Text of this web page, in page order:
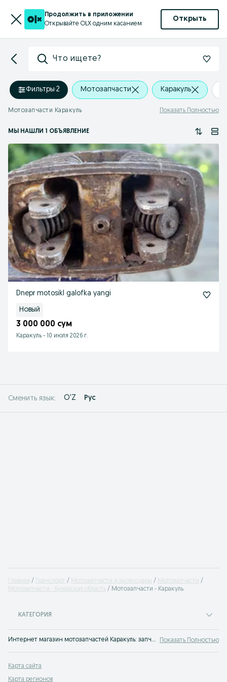
Продолжить в приложении
Открывайте OLX одним касанием
Открыть
Что ищете?
Фильтры·2 Мотозапчасти Каракуль
Мотозапчасти Каракуль Показать Полностью
МЫ НАШЛИ 1 ОБЪЯВЛЕНИЕ
Dnepr motosikl galofka yangi
Новый
3 000 000 сум
Каракуль - 10 июля 2026 г.
Сменить язык: O'Z Рус
Главная Транспорт Мотозапчасти и аксессуары
Мотозапчасти
Мотозапчасти - Бухарская область
Мотозапчасти - Каракуль
КАТЕГОРИЯ
Интернет магазин мотозапчастей Каракуль: запчасти для мотоциклов найти проще всего через объявления на сервисе OLX.uz Каракуль. Купить мото запчасти в Каракуль по лучшим ценам на OLX! Показать Полностью
Карта сайта
Карта регионов